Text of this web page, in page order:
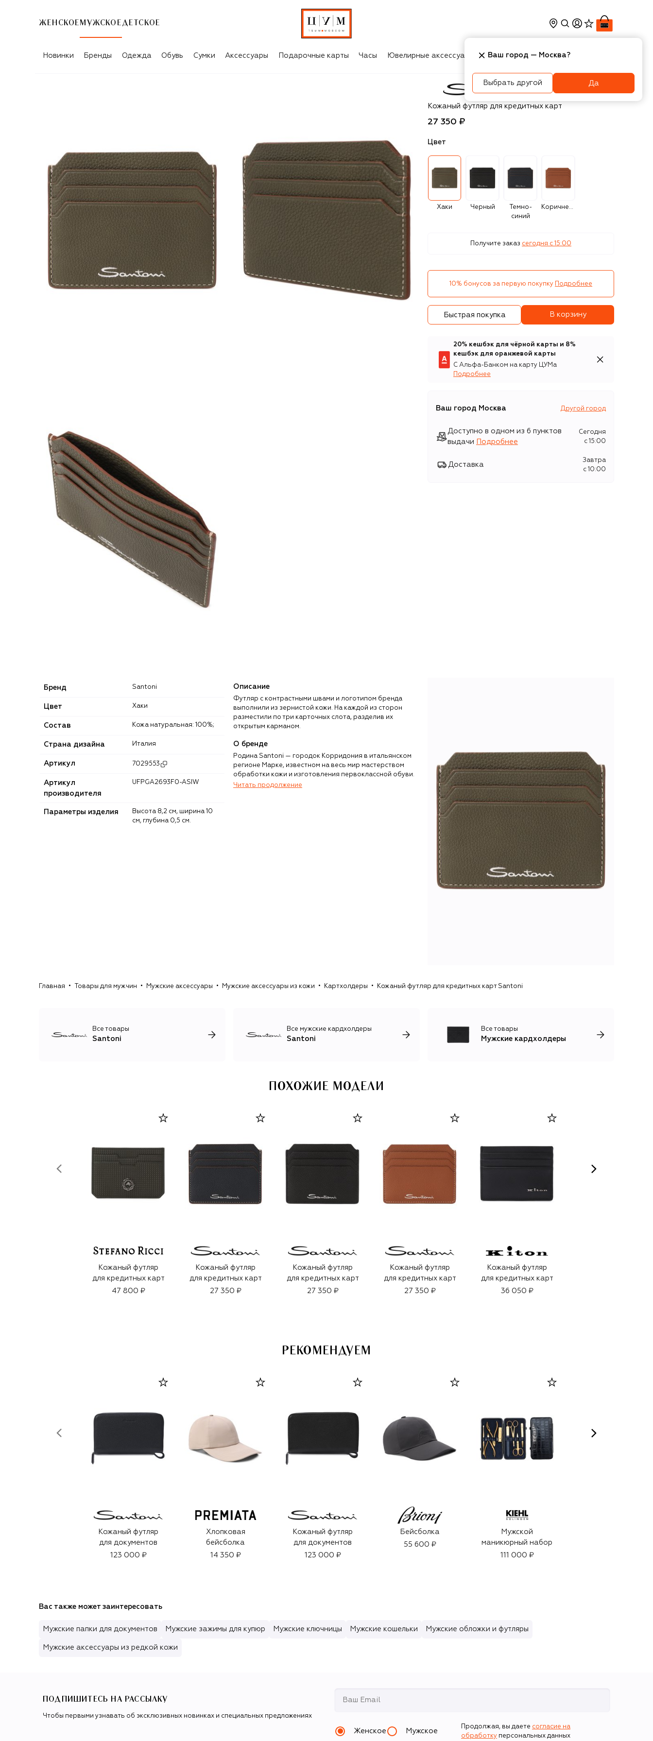
ЖЕНСКОЕ МУЖСКОЕ ДЕТСКОЕ
Новинки Бренды Одежда Обувь Сумки Аксессуары Подарочные карты Часы Ювелирные аксессуары Косметика Интерьер
Santoni
Кожаный футляр для кредитных карт
27 350 ₽
Цвет
Хаки Черный
Темно-
синий
Коричневый
Получите заказ сегодня c 15:00
10% бонусов за первую покупку Подробнее
Быстрая покупка В корзину
20% кешбэк для чёрной карты и 8%
кешбэк для оранжевой карты
С Альфа-Банком на карту ЦУМа
Подробнее
Ваш город Москва Другой город
Доступно в одном из 6 пунктов
выдачи
Подробнее
Сегодня
c 15:00
Доставка
Завтра
c 10:00
Бренд Santoni
Цвет Хаки
Состав Кожа натуральная: 100%;
Страна дизайна Италия
Артикул 7029553
Артикул
производителя
UFPGA2693F0-ASIW
Параметры изделия
Высота 8,2 см, ширина 10
см, глубина 0,5 см.
Описание
Футляр с контрастными швами и логотипом бренда
выполнили из зернистой кожи. На каждой из сторон
разместили по три карточных слота, разделив их
открытым карманом.
О бренде
Родина Santoni — городок Корридония в итальянском
регионе Марке, известном на весь мир мастерством
обработки кожи и изготовления первоклассной обуви.
Именно в Марке в 1975 году Андреа Сантони открыл
сандалии, сапоги и ботильоны, выполненные в лучших
Читать продолжение
Главная Товары для мужчин Мужские аксессуары Мужские аксессуары из кожи Картхолдеры Кожаный футляр для кредитных карт Santoni
Все товары
Santoni
Все мужские кардхолдеры
Santoni
Все товары
Мужские кардхолдеры
ПОХОЖИЕ МОДЕЛИ
Кожаный футляр
для кредитных карт
47 800 ₽
Кожаный футляр
для кредитных карт
27 350 ₽
Кожаный футляр
для кредитных карт
27 350 ₽
Кожаный футляр
для кредитных карт
27 350 ₽
Кожаный футляр
для кредитных карт
36 050 ₽
РЕКОМЕНДУЕМ
Кожаный футляр
для документов
123 000 ₽
Хлопковая
бейсболка
14 350 ₽
Кожаный футляр
для документов
123 000 ₽
Бейсболка
55 600 ₽
Мужской
маникюрный набор
111 000 ₽
Вас также может заинтересовать
Мужские папки для документов Мужские зажимы для купюр Мужские ключницы Мужские кошельки Мужские обложки и футляры
Мужские аксессуары из редкой кожи
ПОДПИШИТЕСЬ НА РАССЫЛКУ
Чтобы первыми узнавать об эксклюзивных новинках и специальных предложениях
Женское Мужское
Продолжая, вы даете согласие на
обработку персональных данных
Ваш город — Москва?
Выбрать другой Да